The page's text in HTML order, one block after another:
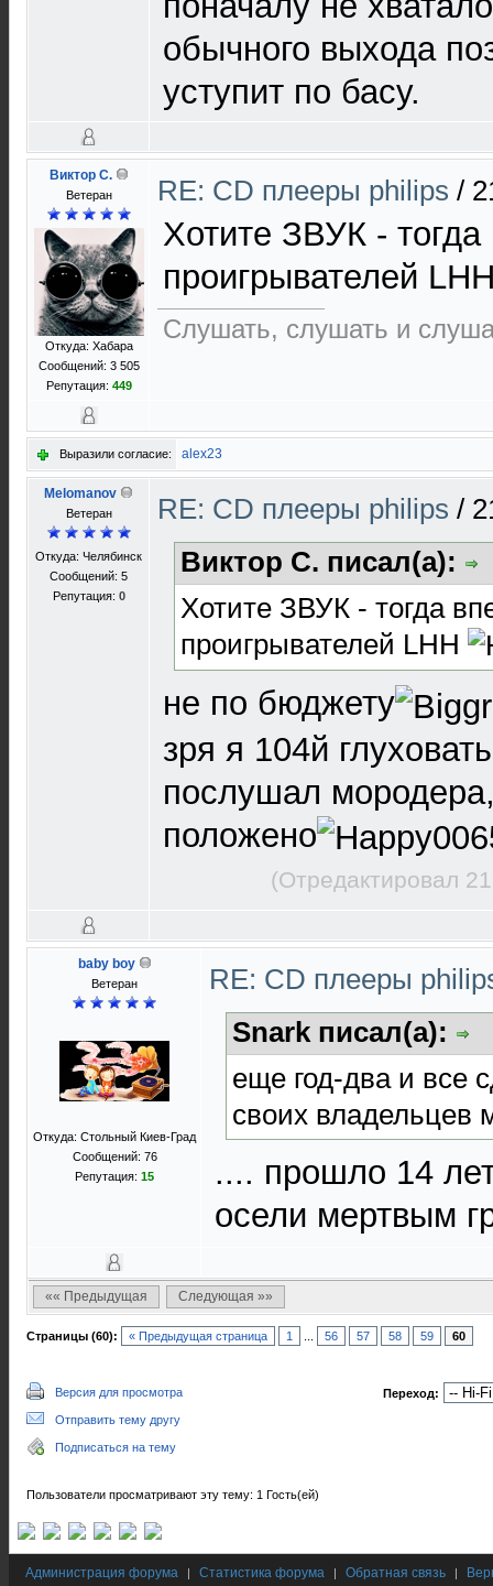
обычного выхода
уступит по басу.
Виктор С.
Ветеран
Откуда: Хабара
Сообщений: 3 505
Репутация: 449
RE: CD плееры philips /
Хотите ЗВУК -
проигрывателей
Слушать, слушать и
Выразили согласие: alex23
Melomanov
Ветеран
Откуда: Челябинск
Сообщений: 5
Репутация: 0
RE: CD плееры philips /
Виктор С. писал(а):
Хотите ЗВУК - тогда
проигрывателей LHH
не по бюджету
зря я 104й
послушал мородера,
положено
(Отредактировал
baby boy
Ветеран
Откуда: Стольный Киев-Град
Сообщений: 76
Репутация: 15
RE: CD плееры
Snark писал(а):
еще год-два и все
своих владельцев
.... прошло 14
осели мертвым
«« Предыдущая Следующая »»
Страницы (60): « Предыдущая страница 1 56 57 58 59 60
Версия для просмотра
Отправить тему другу
Подписаться на тему
Переход:
Пользователи просматривают эту тему: 1 Гость(ей)
Администрация форума | Статистика форума | Обратная связь |